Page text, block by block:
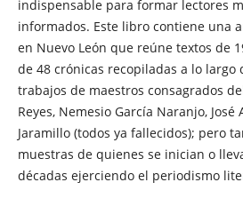
indispensable para formar lectores
informados. Este libro contiene una
en Nuevo León que reúne textos de
de 48 crónicas recopiladas a lo largo
trabajos de maestros consagrados
Reyes, Nemesio García Naranjo, José
Jaramillo (todos ya fallecidos); pero
muestras de quienes se inician o
décadas ejerciendo el periodismo